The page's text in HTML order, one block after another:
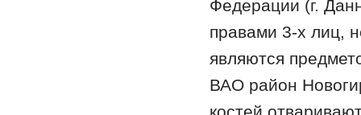
Федерации (г.
правами 3-х лиц,
являются
ВАО район